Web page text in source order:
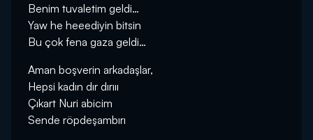
Benim tuvaletim geldi…
Yaw he heeediyin bitsin
Bu çok fena gaza geldi…
Aman boşverin arkadaşlar,
Hepsi kadın dır dırııı
Çıkart Nuri abicim
Sende röpdeşambırı